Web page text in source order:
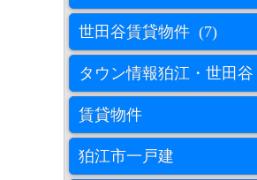
世田谷賃貸物件 (7)
タウン情報狛江・世田
賃貸物件
狛江市一戸建